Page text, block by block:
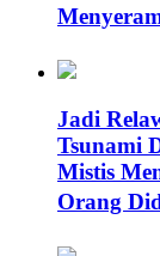
Jadi
Tsunami
Mistis
Orang